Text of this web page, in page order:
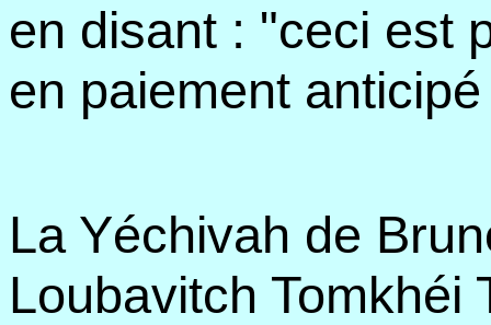
en disant : "ceci est
en paiement
La Yéchivah de
Loubavitch Tomkhéi